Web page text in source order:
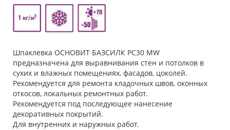
Шпаклевка ОСНОВИТ БАЗСИЛК PC30 MW
предназначена для выравнивания стен и потолков в
сухих и влажных помещениях, фасадов, цоколей.
Рекомендуется для ремонта кладочных швов, оконных
откосов, локальных ремонтных работ.
Рекомендуется под последующее нанесение
декоративных покрытий.
Для внутренних и наружных работ.